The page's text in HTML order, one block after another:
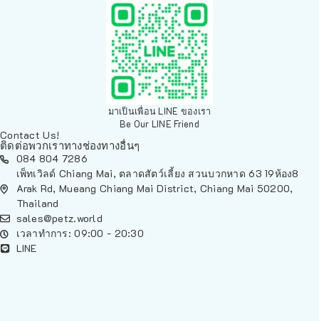
มาเป็นเพื่อน LINE ของเรา
Be Our LINE Friend
Contact Us!
ติดต่อพวกเราทางช่องทางอื่นๆ
084 804 7286
เพ็ทเวิลด์ Chiang Mai, ตลาดสัตว์เลี้ยง สวนบวกหาด 63 19ห้อง8
Arak Rd, Mueang Chiang Mai District, Chiang Mai 50200,
Thailand
sales@petz.world
เวลาทำการ: 09:00 - 20:30
LINE